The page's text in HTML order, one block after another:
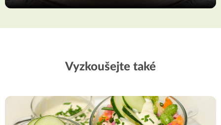
Vyzkoušejte také